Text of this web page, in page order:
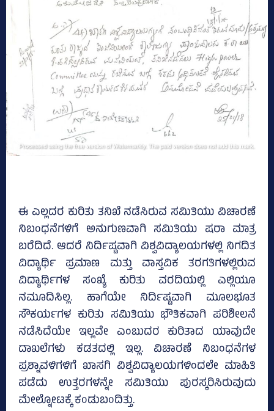
ಈ ಎಲ್ಲದರ ಕುರಿತು ತನಿಖೆ ನಡೆಸಿರುವ ಸಮಿತಿಯು ವಿಚಾರಣೆ
ನಿಬಂಧನೆಗಳಿಗೆ ಅನುಗುಣವಾಗಿ ಸಮಿತಿಯು ಷರಾ ಮಾತ್ರ
ಬರೆದಿದೆ. ಆದರೆ ನಿರ್ದಿಷ್ಟವಾಗಿ ವಿಶ್ವವಿದ್ಯಾಲಯಗಳಲ್ಲಿ ನಿಗದಿತ
ವಿದ್ಯಾರ್ಥಿ ಪ್ರಮಾಣ ಮತ್ತು ವಾಸ್ತವಿಕ ತರಗತಿಗಳಲ್ಲಿರುವ
ವಿದ್ಯಾರ್ಥಿಗಳ ಸಂಖ್ಯೆ ಕುರಿತು ವರದಿಯಲ್ಲಿ ಎಲ್ಲಿಯೂ
ನಮೂದಿಸಿಲ್ಲ. ಹಾಗೆಯೇ ನಿರ್ದಿಷ್ಟವಾಗಿ ಮೂಲಭೂತ
ಸೌಕರ್ಯಗಳ ಕುರಿತು ಸಮಿತಿಯು ಭೌತಿಕವಾಗಿ ಪರಿಶೀಲನೆ
ನಡೆಸಿದೆಯೇ ಇಲ್ಲವೇ ಎಂಬುದರ ಕುರಿತಾದ ಯಾವುದೇ
ದಾಖಲೆಗಳು ಕಡತದಲ್ಲಿ ಇಲ್ಲ. ವಿಚಾರಣೆ ನಿಬಂಧನೆಗಳ
ಪ್ರಶ್ನಾವಳಿಗಳಿಗೆ ಖಾಸಗಿ ವಿಶ್ವವಿದ್ಯಾಲಯಗಳಿಂದಲೇ ಮಾಹಿತಿ
ಪಡೆದು ಉತ್ತರಗಳನ್ನೇ ಸಮಿತಿಯು ಪುರಸ್ಕರಿಸಿರುವುದು
ಮೇಲ್ನೋಟಕ್ಕೆ ಕಂಡುಬಂದಿತ್ತು.